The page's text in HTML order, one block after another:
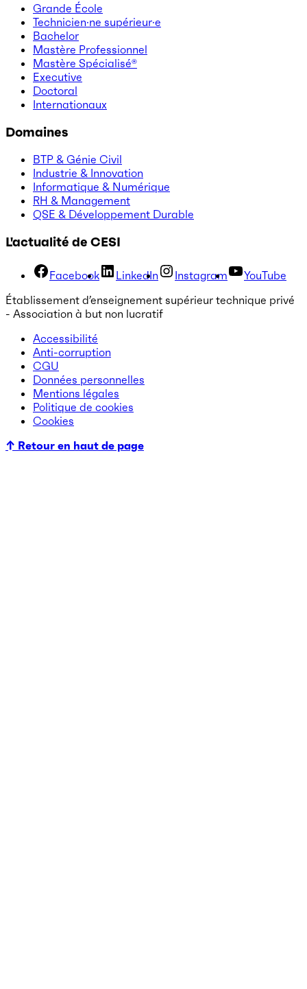
Grande École
Technicien·ne supérieur·e
Bachelor
Mastère Professionnel
Mastère Spécialisé®
Executive
Doctoral
Internationaux
Domaines
BTP & Génie Civil
Industrie & Innovation
Informatique & Numérique
RH & Management
QSE & Développement Durable
L'actualité de CESI
Facebook LinkedIn Instagram
YouTube
Établissement d’enseignement supérieur technique privé
- Association à but non lucratif
Accessibilité
Anti-corruption
CGU
Données personnelles
Mentions légales
Politique de cookies
Cookies
↑ Retour en haut de page